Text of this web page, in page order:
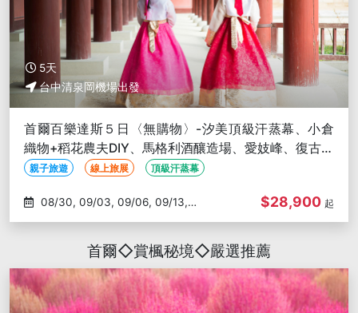
5天
台中清泉岡機場出發
首爾百樂達斯５日〈無購物〉-汐美頂級汗蒸幕、小倉
織物+稻花農夫DIY、馬格利酒釀造場、愛妓峰、復古電
動車－台中出發
親子旅遊 線上旅展 頂級汗蒸幕
09/17
$28,900 起
首爾◇賞楓秘境◇嚴選推薦